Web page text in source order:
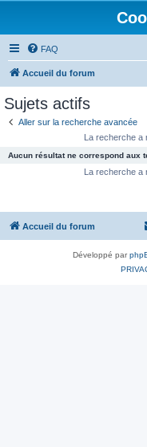
FAQ
Accueil du forum
Sujets actifs
Aller sur la recherche avancée
La recherche a
Aucun résultat ne correspond aux
La recherche a
Accueil du forum
Développé par